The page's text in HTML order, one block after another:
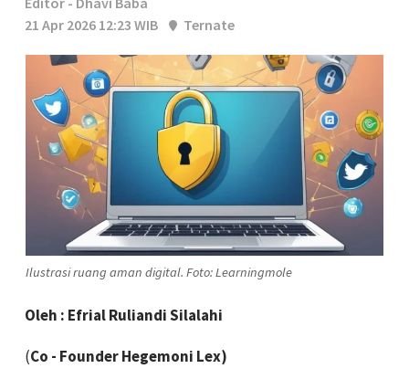
21 Apr 2026 12:23 WIB
Ternate
Ilustrasi ruang aman digital. Foto: Learningmole
Oleh : Efrial Ruliandi Silalahi
(Co - Founder Hegemoni Lex)